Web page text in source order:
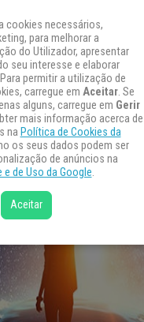
cookies necessários,
para melhorar a
do Utilizador, apresentar
seu interesse e elaborar
permitir a utilização de
carregue em Aceitar. Se
alguns, carregue em Gerir
mais informação acerca de
na Política de Cookies da
os seus dados podem ser
de anúncios na
de Uso da Google.
Aceitar